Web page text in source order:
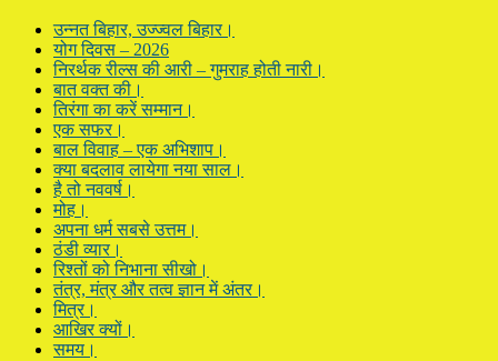
उन्नत बिहार, उज्ज्वल बिहार।
योग दिवस – 2026
निरर्थक रील्स की आरी – गुमराह होती नारी।
बात वक्त की।
तिरंगा का करें सम्मान।
एक सफर।
बाल विवाह – एक अभिशाप।
क्या बदलाव लायेगा नया साल।
है तो नववर्ष।
मोह।
अपना धर्म सबसे उत्तम।
ठंडी व्यार।
रिश्तों को निभाना सीखो।
तंत्र, मंत्र और तत्व ज्ञान में अंतर।
मित्र।
आखिर क्यों।
समय।